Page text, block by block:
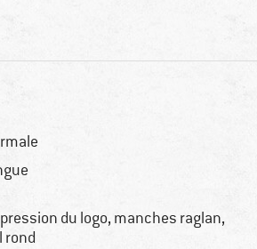
du logo, manches raglan,
rond